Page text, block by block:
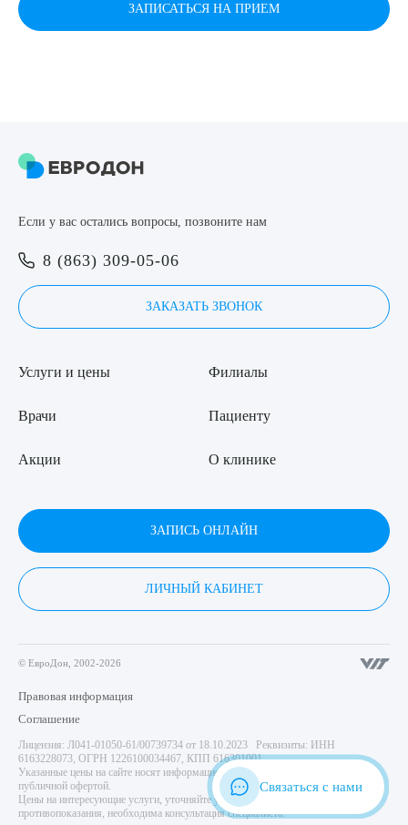
ЗАПИСАТЬСЯ НА ПРИЕМ
Если у вас остались вопросы, позвоните нам
8 (863) 309-05-06
ЗАКАЗАТЬ ЗВОНОК
Услуги и цены
Врачи
Акции
Филиалы
Пациенту
О клинике
ЗАПИСЬ ОНЛАЙН
ЛИЧНЫЙ КАБИНЕТ
© ЕвроДон, 2002-2026
Правовая информация
Соглашение
Лицензия: Л041-01050-61/00739734 от 18.10.2023 Реквизиты: ИНН
6163228073, ОГРН 1226100034467, КПП 616301001
Указанные цены на сайте носят информационный характер и не являются
публичной офертой.
Цены на интересующие услуги, уточняйте у администратора центра. Имеются
противопоказания, необходима консультация специалиста.
Связаться с нами